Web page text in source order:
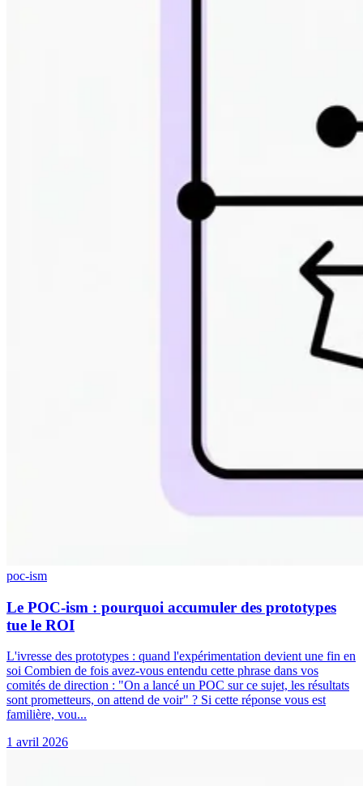
poc-ism
Le POC-ism : pourquoi accumuler des prototypes
tue le ROI
L'ivresse des prototypes : quand l'expérimentation devient une fin en
soi Combien de fois avez-vous entendu cette phrase dans vos
comités de direction : "On a lancé un POC sur ce sujet, les résultats
sont prometteurs, on attend de voir" ? Si cette réponse vous est
familière, vou...
1 avril 2026